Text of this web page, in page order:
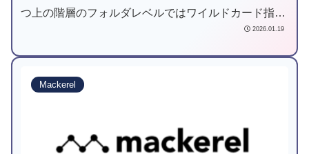
つ上の階層のフォルダレベルではワイルドカード指定
が可能」と変更されましたので動作検証してみまし
2026.01.19
Mackerel